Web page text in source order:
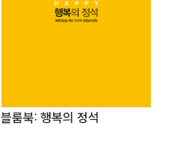
블룸북: 행복의 정석